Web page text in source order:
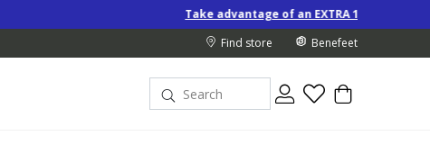
Take advantage of an EXTRA 10% off Special-Price
Find store Benefeet